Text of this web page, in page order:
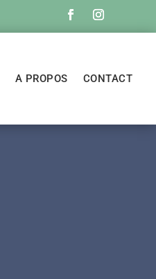
A PROPOS CONTACT